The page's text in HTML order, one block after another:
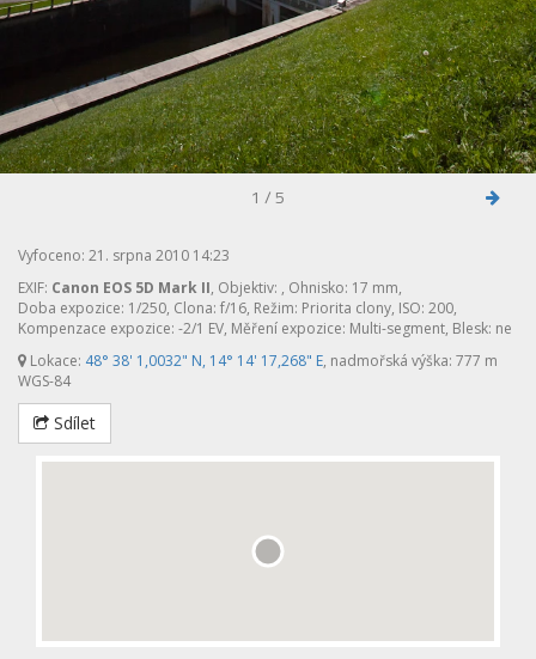
1 / 5
Vyfoceno: 21. srpna 2010 14:23
EXIF: Canon EOS 5D Mark II, Objektiv: , Ohnisko: 17 mm,
Doba expozice: 1/250, Clona: f/16, Režim: Priorita clony, ISO: 200,
Kompenzace expozice: -2/1 EV, Měření expozice: Multi-segment, Blesk: ne
Lokace: 48° 38' 1,0032" N, 14° 14' 17,268" E, nadmořská výška: 777 m
WGS-84
Sdílet